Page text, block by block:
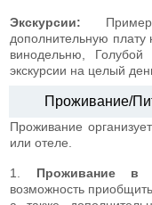
Экскурсии:
дополнительную
винодельню, Голубой
экскурсии на целый
Проживание/
Проживание
или отеле.
1. Проживание в
возможность